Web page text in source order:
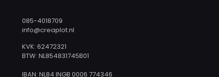
085-4018709
info@creaplot.nl
KVK: 62472321
BTW: NL854831745B01
IBAN: NL84 INGB 0006 774346